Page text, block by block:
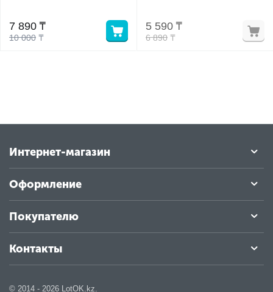
10 000 ₸
7 890 ₸
6 890 ₸
5 590 ₸
Интернет-магазин
Оформление
Покупателю
Контакты
© 2014 - 2026 LotOK.kz.